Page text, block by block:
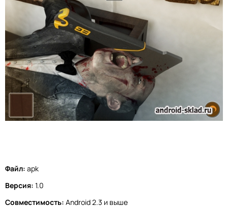
Файл: apk
Версия: 1.0
Совместимость: Android 2.3 и выше